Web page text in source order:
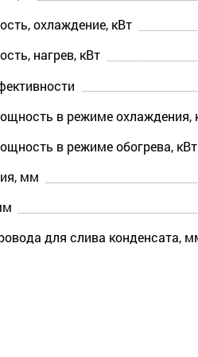
охлаждение, кВт
нагрев, кВт
в режиме охлаждения,
в режиме обогрева, кВт
мм
для слива конденсата,